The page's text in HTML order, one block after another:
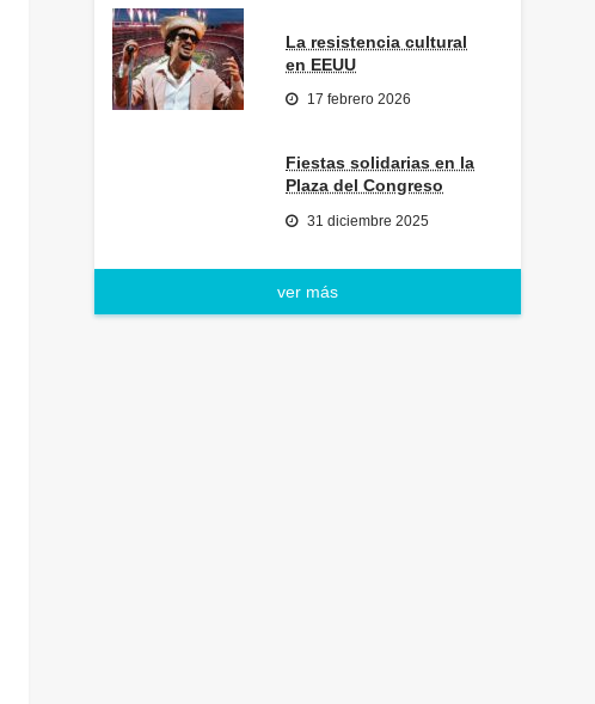
La resistencia cultural
en EEUU
17 febrero 2026
Fiestas solidarias en la
Plaza del Congreso
31 diciembre 2025
ver más